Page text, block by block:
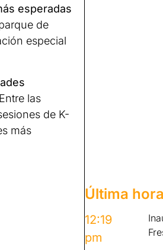
esperadas
de
especial
las
de K-
más
Última hora
12:19
pm